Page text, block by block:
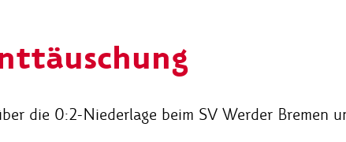
die 0:2-Niederlage beim SV Werder Bremen